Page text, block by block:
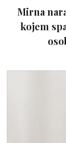
Mirna
kojem